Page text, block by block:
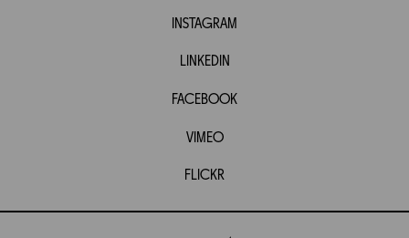
INSTAGRAM
LINKEDIN
FACEBOOK
VIMEO
FLICKR